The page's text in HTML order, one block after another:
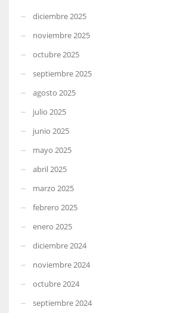
diciembre 2025
noviembre 2025
octubre 2025
septiembre 2025
agosto 2025
julio 2025
junio 2025
mayo 2025
abril 2025
marzo 2025
febrero 2025
enero 2025
diciembre 2024
noviembre 2024
octubre 2024
septiembre 2024